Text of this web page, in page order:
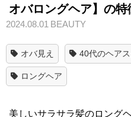
オバロングヘア】の特
2024.08.01 BEAUTY
オバ見え 40代のヘア
ロングヘア
美しいサラサラ髪のロング